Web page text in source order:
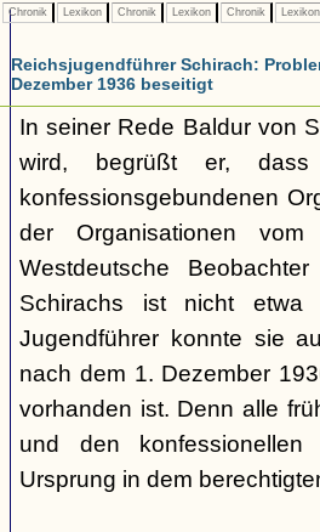
Chronik Lexikon Chronik Lexikon Chronik Lexikon
Reichsjugendführer Schirach:
Dezember 1936 beseitigt
In seiner Rede Baldur von
wird, begrüßt er, dass
konfessionsgebundenen
der Organisationen
Westdeutsche
Schirachs ist nicht etwa
Jugendführer konnte sie
nach dem 1. Dezember
vorhanden ist. Denn alle
und den konfessionellen
Ursprung in dem